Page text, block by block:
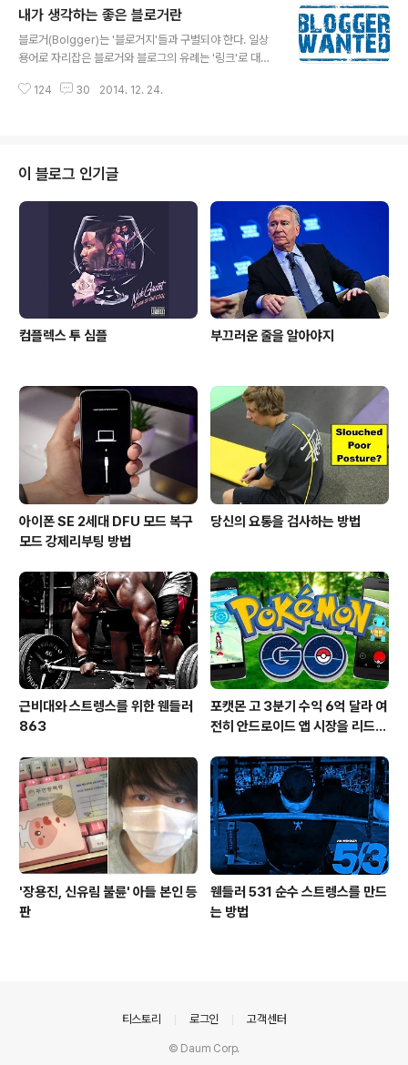
한다. 이 그룹은 일루미니스트 성향의 사회운동단체인 An
onymous (VPN 망을 이용하며 http://www.swissvp
n.net , IRC 채팅 http://mibbit.com 을 주로 이용한다.)
해 들어서 주목받기 시작한 해커 집단이다. 주로 보안 시스
내가 생각하는 좋은 블로거란
블로거(Bolgger)는 '블로거지'들과 구별되야 한다. 일상
용어로 자리잡은 블로거와 블로그의 유례는 '링크'로 대체
축할 뿐이다.) 좋은 블로거란 무엇일까? 가끔 이런 지적을
람도 못된다.(가끔씩은 전업 블로거들이 부러울 때도 있다.
진짜로 블로그 방문자가 목적이라면, 네이버 실검 1위~10
위까지 제목만 따서 글을 발행해도 된다. 구글 이미지 검색
으로 사진 잔뜩 집어넣고, 몇글자 긁적여라. 너 님 무식에
얼굴이 화끈거릴 수도 있다.) 'TB의 SNS이야기'를 운영한
124 30 2014. 12. 24.
이 블로그 인기글
컴플렉스 투 심플 부끄러운 줄을 알아야지
아이폰 SE 2세대 DFU 모드 복구
모드 강제리부팅 방법
당신의 요통을 검사하는 방법
근비대와 스트렝스를 위한 웬들러
863
포캣몬 고 3분기 수익 6억 달라 여
전히 안드로이드 앱 시장을 리드
'장용진, 신유림 불륜' 아들 본인 등
판
웬들러 531 순수 스트렝스를 만드
는 방법
티스토리 로그인 고객센터
© Daum Corp.